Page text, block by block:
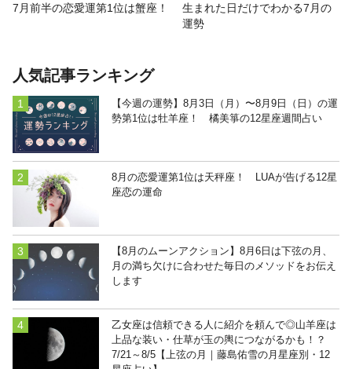
7月前半の恋愛運第1位は蟹座！
生まれた日だけでわかる7月の
運勢
人気記事ランキング
【今週の運勢】8月3日（月）〜8月9日（日）の運
勢第1位は牡羊座！ 橘美箏の12星座週間占い
8月の恋愛運第1位は天秤座！ LUAが告げる12星
座恋の運命
【8月のムーンアクション】8月6日は下弦の月、
月の満ち欠けに合わせた毎日のメソッドをお伝え
します
乙女座は信頼できる人に紹介を頼んで◎山羊座は
上品な装い・仕草が玉の輿につながるかも！？
7/21～8/5【上弦の月｜藤島佑雪の月星座別・12